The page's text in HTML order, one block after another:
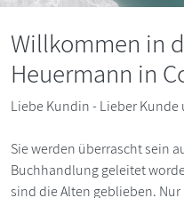
Willkommen in
Heuermann in
Liebe Kundin - Lieber
Sie werden überrascht sein
Buchhandlung geleitet
sind die Alten geblieben.